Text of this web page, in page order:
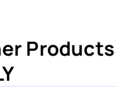
Products